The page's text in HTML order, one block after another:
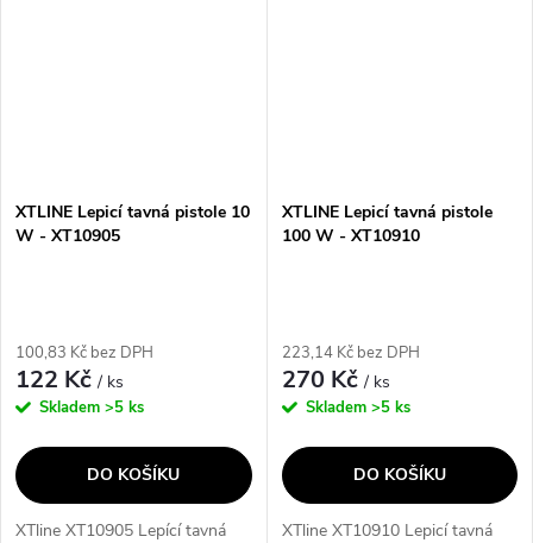
XTLINE Lepicí tavná pistole 10
W - XT10905
100,83 Kč bez DPH
122 Kč/ ks
Skladem >5 ks
DO KOŠÍKU
XTline XT10905 Lepící tavná
XTLINE Lepicí tavná pistole
100 W - XT10910
223,14 Kč bez DPH
270 Kč/ ks
Skladem >5 ks
DO KOŠÍKU
XTline XT10910 Lepicí tavná